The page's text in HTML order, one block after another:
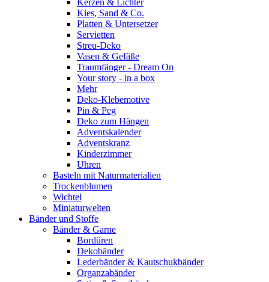
Kerzen & Lichter
Kies, Sand & Co.
Platten & Untersetzer
Servietten
Streu-Deko
Vasen & Gefäße
Traumfänger - Dream On
Your story - in a box
Mehr
Deko-Klebemotive
Pin & Peg
Deko zum Hängen
Adventskalender
Adventskranz
Kinderzimmer
Uhren
Basteln mit Naturmaterialien
Trockenblumen
Wichtel
Miniaturwelten
Bänder und Stoffe
Bänder & Garne
Bordüren
Dekobänder
Lederbänder & Kautschukbänder
Organzabänder